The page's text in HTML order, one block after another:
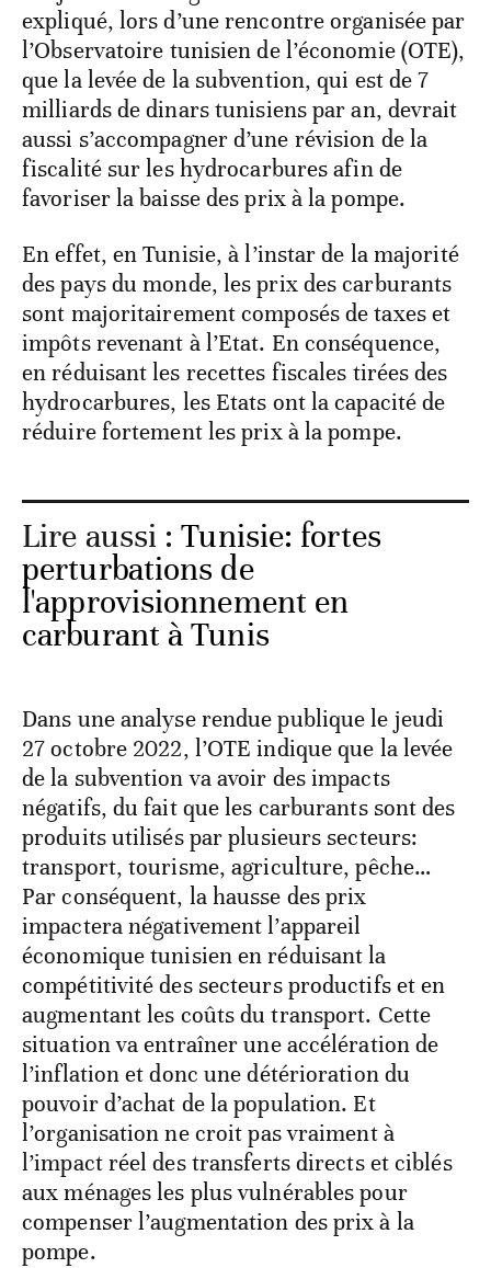
expliqué, lors d’une rencontre organisée par
l’Observatoire tunisien de l’économie (OTE),
que la levée de la subvention, qui est de 7
milliards de dinars tunisiens par an, devrait
aussi s’accompagner d’une révision de la
fiscalité sur les hydrocarbures afin de
favoriser la baisse des prix à la pompe.
En effet, en Tunisie, à l’instar de la majorité
des pays du monde, les prix des carburants
sont majoritairement composés de taxes et
impôts revenant à l’Etat. En conséquence,
en réduisant les recettes fiscales tirées des
hydrocarbures, les Etats ont la capacité de
réduire fortement les prix à la pompe.
Lire aussi :Tunisie: fortes
perturbations de
l'approvisionnement en
carburant à Tunis
Dans une analyse rendue publique le jeudi
27 octobre 2022, l’OTE indique que la levée
de la subvention va avoir des impacts
négatifs, du fait que les carburants sont des
produits utilisés par plusieurs secteurs:
transport, tourisme, agriculture, pêche…
Par conséquent, la hausse des prix
impactera négativement l’appareil
économique tunisien en réduisant la
compétitivité des secteurs productifs et en
augmentant les coûts du transport. Cette
situation va entraîner une accélération de
l’inflation et donc une détérioration du
pouvoir d’achat de la population. Et
l’organisation ne croit pas vraiment à
l’impact réel des transferts directs et ciblés
aux ménages les plus vulnérables pour
compenser l’augmentation des prix à la
pompe.